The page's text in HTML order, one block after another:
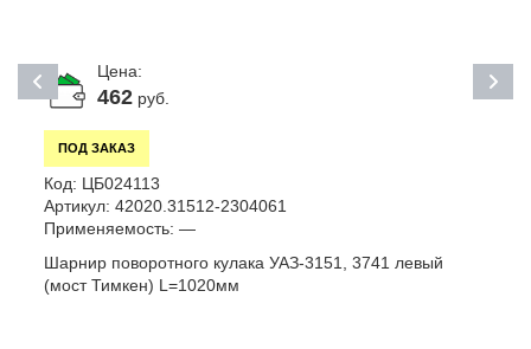
Цена:
462руб.
ПОД ЗАКАЗ
Код: ЦБ024113
Артикул: 42020.31512-2304061
Применяемость: —
Шарнир поворотного кулака УАЗ-3151, 3741 левый
(мост Тимкен) L=1020мм